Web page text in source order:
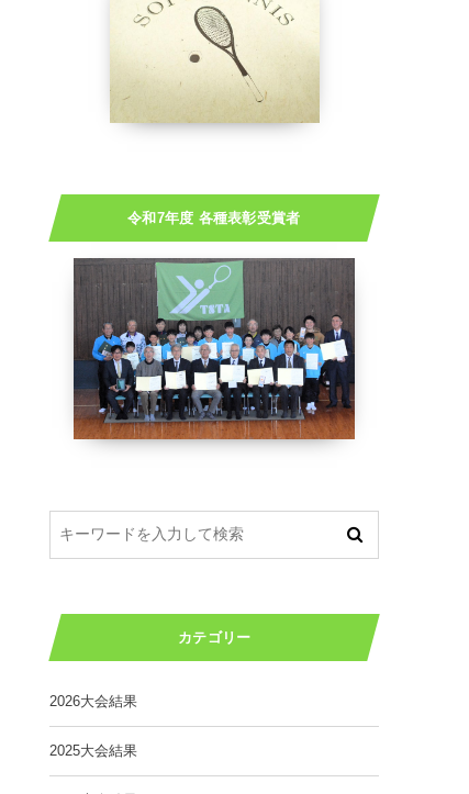
令和7年度 各種表彰受賞者
カテゴリー
2026大会結果
2025大会結果